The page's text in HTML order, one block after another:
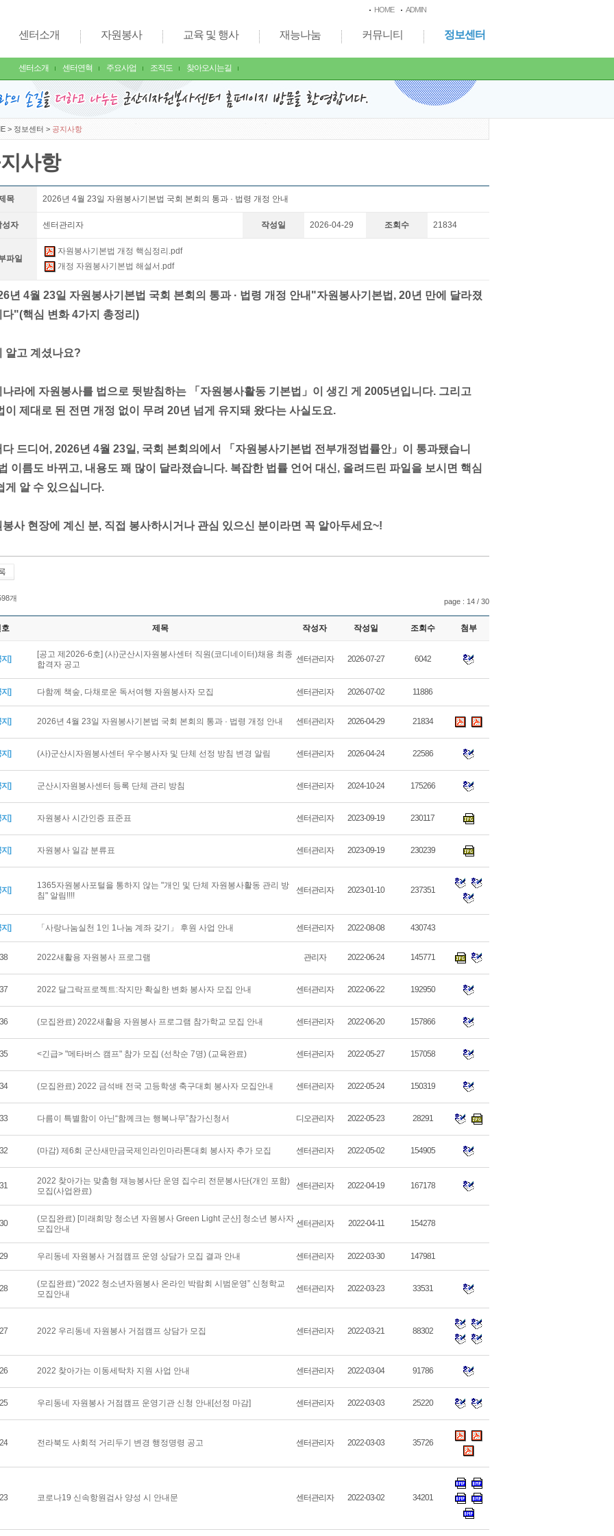
HOME ADMIN
센터소개
센터소개 센터연혁 주요사업 조직도 찾아오시는길
자원봉사 교육 및 행사 재능나눔 커뮤니티 정보센터
> 정보센터 > 공지사항
사항
목 2026년 4월 23일 자원봉사기본법 국회 본회의 통과 · 법령 개정 안내
성자 센터관리자 작성일 2026-04-29 조회수 21834
파일
자원봉사기본법 개정 핵심정리.pdf
개정 자원봉사기본법 해설서.pdf
년 4월 23일 자원봉사기본법 국회 본회의 통과 · 법령 개정 안내"자원봉사기본법, 20년 만에 달라졌
다"(핵심 변화 4가지 총정리)
알고 계셨나요?
나라에 자원봉사를 법으로 뒷받침하는 「자원봉사활동 기본법」이 생긴 게 2005년입니다. 그리고
이 제대로 된 전면 개정 없이 무려 20년 넘게 유지돼 왔다는 사실도요.
다 드디어, 2026년 4월 23일, 국회 본회의에서 「자원봉사기본법 전부개정법률안」이 통과됐습니
이름도 바뀌고, 내용도 꽤 많이 달라졌습니다. 복잡한 법률 언어 대신, 올려드린 파일을 보시면 핵심
게 알 수 있으십니다.
봉사 현장에 계신 분, 직접 봉사하시거나 관심 있으신 분이라면 꼭 알아두세요~!
개 page : 14 / 30
호 제목 작성자 작성일 조회수 첨부
지]
[공고 제2026-6호] (사)군산시자원봉사센터 직원(코디네이터)채용 최종
합격자 공고
센터관리자 2026-07-27 6042
지] 다함께 책숲, 다채로운 독서여행 자원봉사자 모집 센터관리자 2026-07-02 11886
지] 2026년 4월 23일 자원봉사기본법 국회 본회의 통과 · 법령 개정 안내 센터관리자 2026-04-29 21834
지] (사)군산시자원봉사센터 우수봉사자 및 단체 선정 방침 변경 알림 센터관리자 2026-04-24 22586
지] 군산시자원봉사센터 등록 단체 관리 방침 센터관리자 2024-10-24 175266
지] 자원봉사 시간인증 표준표 센터관리자 2023-09-19 230117
지] 자원봉사 일감 분류표 센터관리자 2023-09-19 230239
지]
1365자원봉사포털을 통하지 않는 "개인 및 단체 자원봉사활동 관리 방
침" 알림!!!!
센터관리자 2023-01-10 237351
지] 「사랑나눔실천 1인 1나눔 계좌 갖기」 후원 사업 안내 센터관리자 2022-08-08 430743
2022새활용 자원봉사 프로그램 관리자 2022-06-24 145771
2022 달그락프로젝트:작지만 확실한 변화 봉사자 모집 안내 센터관리자 2022-06-22 192950
(모집완료) 2022새활용 자원봉사 프로그램 참가학교 모집 안내 센터관리자 2022-06-20 157866
<긴급> "메타버스 캠프" 참가 모집 (선착순 7명) (교육완료) 센터관리자 2022-05-27 157058
(모집완료) 2022 금석배 전국 고등학생 축구대회 봉사자 모집안내 센터관리자 2022-05-24 150319
다름이 특별함이 아닌“함께크는 행복나무”참가신청서 디오관리자 2022-05-23 28291
(마감) 제6회 군산새만금국제인라인마라톤대회 봉사자 추가 모집 센터관리자 2022-05-02 154905
2022 찾아가는 맞춤형 재능봉사단 운영 집수리 전문봉사단(개인 포함)
모집(사업완료)
센터관리자 2022-04-19 167178
(모집완료) [미래희망 청소년 자원봉사 Green Light 군산] 청소년 봉사자
모집안내
센터관리자 2022-04-11 154278
우리동네 자원봉사 거점캠프 운영 상담가 모집 결과 안내 센터관리자 2022-03-30 147981
(모집완료) “2022 청소년자원봉사 온라인 박람회 시범운영” 신청학교
모집안내
센터관리자 2022-03-23 33531
2022 우리동네 자원봉사 거점캠프 상담가 모집 센터관리자 2022-03-21 88302
2022 찾아가는 이동세탁차 지원 사업 안내 센터관리자 2022-03-04 91786
우리동네 자원봉사 거점캠프 운영기관 신청 안내[선정 마감] 센터관리자 2022-03-03 25220
전라북도 사회적 거리두기 변경 행정명령 공고 센터관리자 2022-03-03 35726
코로나19 신속항원검사 양성 시 안내문 센터관리자 2022-03-02 34201